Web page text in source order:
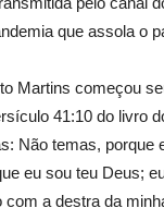
que assola o
Martins começou
41:10 do livro
Não temas, porque
eu sou teu Deus;
com a destra da